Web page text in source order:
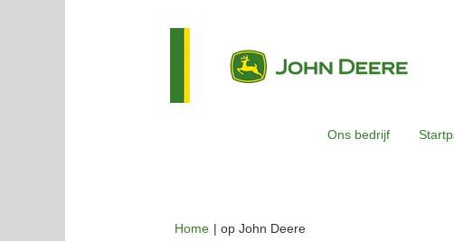
Ons bedrijf
Home | op John Deere(huidige